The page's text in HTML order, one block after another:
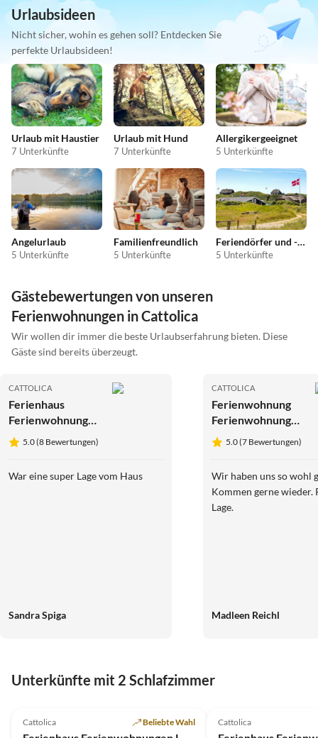
Urlaubsideen
Nicht sicher, wohin es gehen soll? Entdecken Sie
perfekte Urlaubsideen!
Urlaub mit Haustier
7 Unterkünfte
Urlaub mit Hund
7 Unterkünfte
Allergikergeeignet
5 Unterkünfte
Angelurlaub
5 Unterkünfte
Familienfreundlich
5 Unterkünfte
Feriendörfer und -anlagen
5 Unterkünfte
Gästebewertungen von unseren
Ferienwohnungen in Cattolica
Wir wollen dir immer die beste Urlaubserfahrung bieten. Diese
Gäste sind bereits überzeugt.
CATTOLICA
Ferienhaus
Ferienwohnungen
La Rosa dei
Venti***
5.0 (8 Bewertungen)
War eine super Lage vom Haus
Sandra Spiga
CATTOLICA
Ferienwohnung
Ferienwohnungen
La Rosa dei
Venti***
5.0 (7 Bewertungen)
Wir haben uns so wohl
Kommen gerne wieder.
Lage.
Madleen Reichl
Unterkünfte mit 2 Schlafzimmer
Cattolica Beliebte Wahl Cattolica